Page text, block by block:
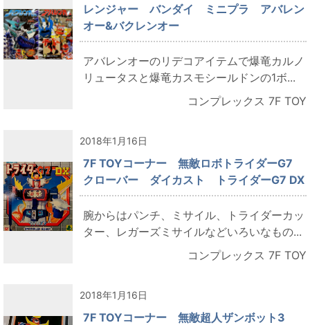
レンジャー バンダイ ミニプラ アバレン
オー&バクレンオー
アバレンオーのリデコアイテムで爆竜カルノ
リュータスと爆竜カスモシールドンの1ボ...
コンプレックス 7F TOY
2018年1月16日
7F TOYコーナー 無敵ロボトライダーG7
クローバー ダイカスト トライダーG7 DX
腕からはパンチ、ミサイル、トライダーカッ
ター、レガーズミサイルなどいろいなもの...
コンプレックス 7F TOY
2018年1月16日
7F TOYコーナー 無敵超人ザンボット3